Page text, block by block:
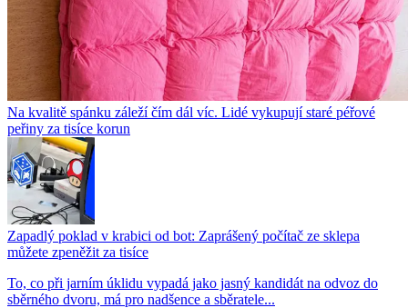
Na kvalitě spánku záleží čím dál víc. Lidé vykupují staré péřové
peřiny za tisíce korun
Zapadlý poklad v krabici od bot: Zaprášený počítač ze sklepa
můžete zpeněžit za tisíce
To, co při jarním úklidu vypadá jako jasný kandidát na odvoz do
sběrného dvoru, má pro nadšence a sběratele...